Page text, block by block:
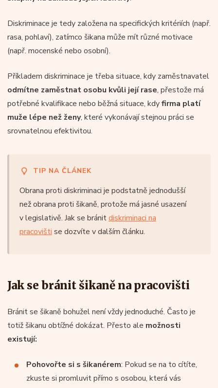
Diskriminace je tedy založena na specifických kritériích (např.
rasa, pohlaví), zatímco šikana může mít různé motivace
(např. mocenské nebo osobní).
Příkladem diskriminace je třeba situace, kdy zaměstnavatel
odmítne zaměstnat osobu kvůli její rase, přestože má
potřebné kvalifikace nebo běžná situace, kdyfirma platí
muže lépe než ženy, které vykonávají stejnou práci se
srovnatelnou efektivitou.
TIP NA ČLÁNEK
Obrana proti diskriminaci je podstatně jednodušší
než obrana proti šikaně, protože má jasné usazení
v legislativě. Jak se bránitdiskriminaci na
pracovišti se dozvíte v dalším článku.
Jak se bránit šikaně na pracovišti
Bránit se šikaně bohužel není vždy jednoduché. Často je
totiž šikanu obtížné dokázat. Přesto ale možnosti
existují:
Pohovořte si s šikanérem: Pokud se na to cítíte,
zkuste si promluvit přímo s osobou, která vás